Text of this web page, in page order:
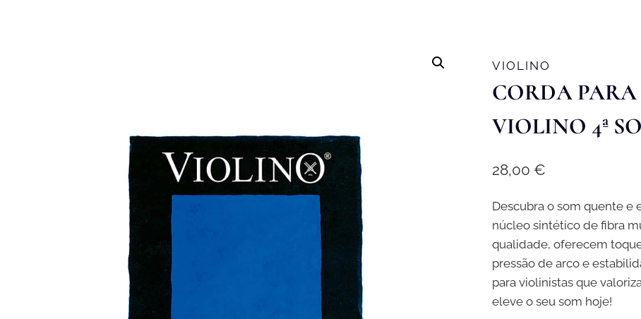
VIOLINO
CORDA
VIOLINO 4ª
28,00 €
Descubra o som quente e
núcleo sintético de fibra
qualidade, oferecem
pressão de arco e
para violinistas que
eleve o seu som hoje!